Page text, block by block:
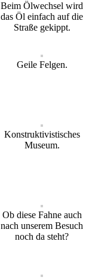
Beim Ölwechsel wird
das Öl einfach auf die
Straße gekippt.
Geile Felgen.
Konstruktivistisches
Museum.
Ob diese Fahne auch
nach unserem Besuch
noch da steht?